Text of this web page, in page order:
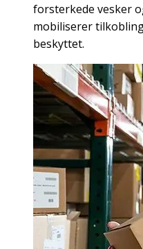
forsterkede vesker
mobiliserer
beskyttet.